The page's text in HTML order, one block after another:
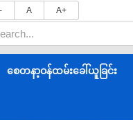
A A+
စေတနာ့ဝန်ထမ်းခေါ်ယူခြင်း